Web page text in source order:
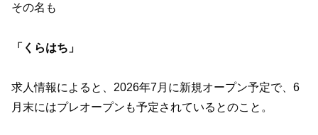
その名も
「くらはち」
求人情報によると、2026年7月に新規オープン予定で、6
月末にはプレオープンも予定されているとのこと。